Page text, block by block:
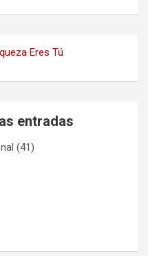
Eres Tú
entradas
(41)